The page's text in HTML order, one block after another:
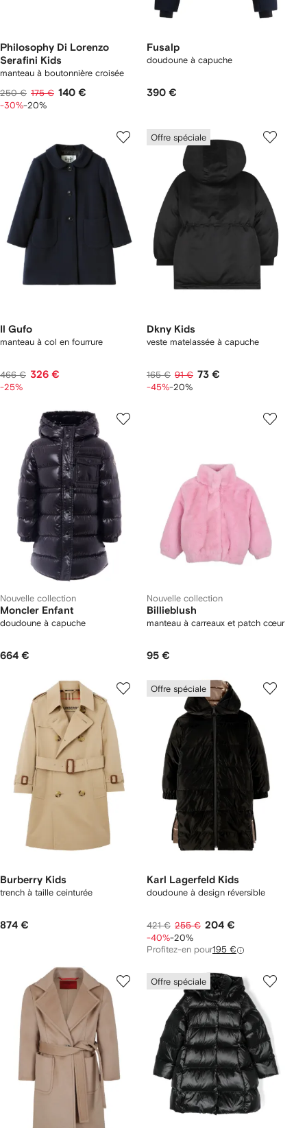
Philosophy Di Lorenzo
Serafini Kids
manteau à boutonnière croisée
250 € 175 € 140 €
-30%-20%
Fusalp
doudoune à capuche
390 €
Il Gufo
manteau à col en fourrure
466 € 326 €
-25%
Offre spéciale
Dkny Kids
veste matelassée à capuche
165 € 91 € 73 €
-45%-20%
Nouvelle collection
Moncler Enfant
doudoune à capuche
664 €
Nouvelle collection
Billieblush
manteau à carreaux et patch cœur
95 €
Burberry Kids
trench à taille ceinturée
874 €
Offre spéciale
Karl Lagerfeld Kids
doudoune à design réversible
421 € 255 € 204 €
-40%-20%
Profitez-en pour195 €
Offre spéciale